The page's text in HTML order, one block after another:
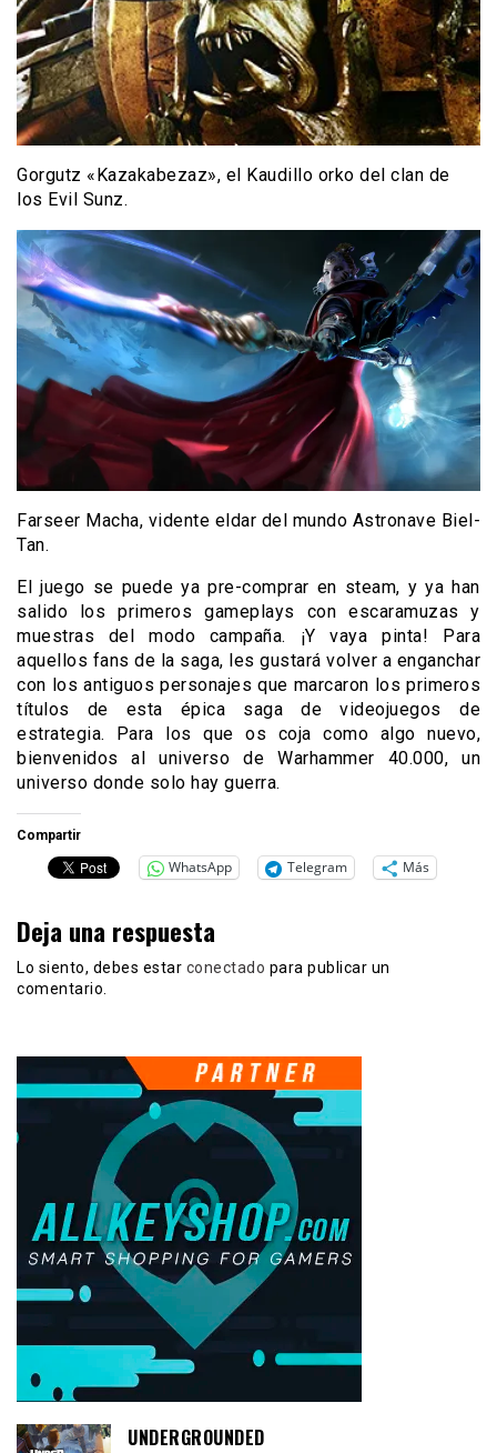
Gorgutz «Kazakabezaz», el Kaudillo orko del clan de
los Evil Sunz.
Farseer Macha, vidente eldar del mundo Astronave Biel-
Tan.
El juego se puede ya pre-comprar en steam, y ya han
salido los primeros gameplays con escaramuzas y
muestras del modo campaña. ¡Y vaya pinta! Para
aquellos fans de la saga, les gustará volver a enganchar
con los antiguos personajes que marcaron los primeros
títulos de esta épica saga de videojuegos de
estrategia. Para los que os coja como algo nuevo,
bienvenidos al universo de Warhammer 40.000, un
universo donde solo hay guerra.
Compartir
WhatsApp Telegram Más
Deja una respuesta
Lo siento, debes estar conectado para publicar un
comentario.
UNDERGROUNDED